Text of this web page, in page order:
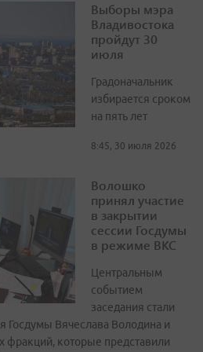
Выборы мэра
Владивостока
пройдут 30
июля
Градоначальник
избирается сроком
на пять лет
8:45, 30 июля 2026
Волошко
принял участие
в закрытии
сессии Госдумы
в режиме ВКС
Центральным
событием
заседания стали
Госдумы Вячеслава Володина и
фракций, которые представили